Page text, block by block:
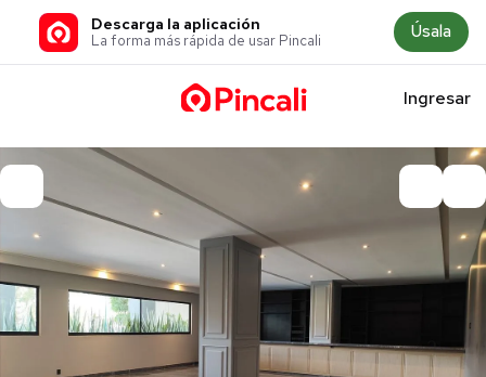
Descarga la aplicación
La forma más rápida de usar Pincali Úsala
Ingresar